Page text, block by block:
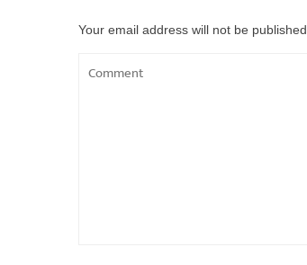
Your email address will not be published.